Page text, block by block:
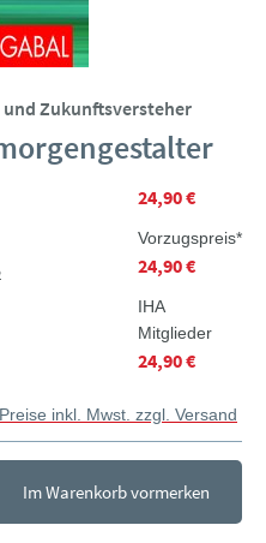
Zukunftsversteher
24,90 €
Vorzugspreis*
24,90 €
IHA
Mitglieder
24,90 €
inkl. Mwst. zzgl. Versand
Im Warenkorb vormerken